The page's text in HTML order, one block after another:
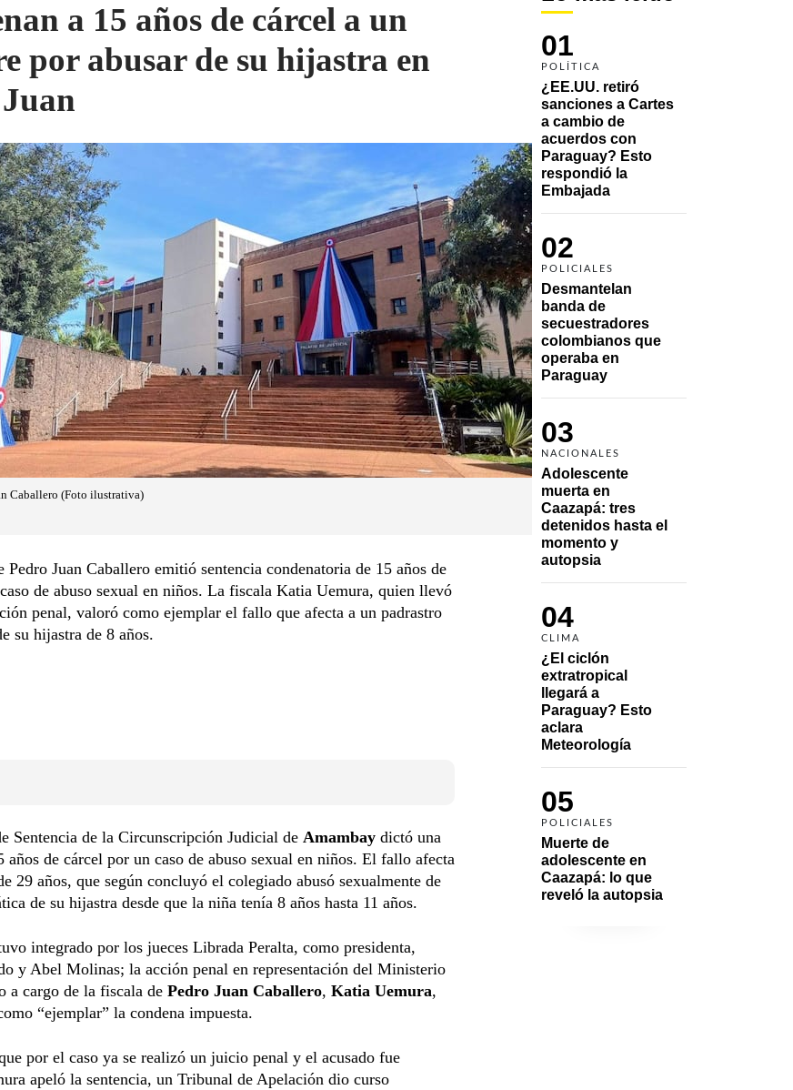
01
POLÍTICA
¿EE.UU. retiró
sanciones a Cartes
a cambio de
acuerdos con
Paraguay? Esto
respondió la
Embajada
02
POLICIALES
Desmantelan
banda de
secuestradores
colombianos que
operaba en
Paraguay
03
NACIONALES
Adolescente
muerta en
Caazapá: tres
detenidos hasta el
momento y
autopsia
04
CLIMA
¿El ciclón
extratropical
llegará a
Paraguay? Esto
aclara
Meteorología
05
POLICIALES
Muerte de
adolescente en
Caazapá: lo que
reveló la autopsia
a 15 años de cárcel a un
por abusar de su hijastra en
Caballero (Foto ilustrativa)
Pedro Juan Caballero emitió sentencia condenatoria de 15 años de
de abuso sexual en niños. La fiscala Katia Uemura, quien llevó
penal, valoró como ejemplar el fallo que afecta a un padrastro
su hijastra de 8 años.
Sentencia de la Circunscripción Judicial de Amambay dictó una
años de cárcel por un caso de abuso sexual en niños. El fallo afecta
29 años, que según concluyó el colegiado abusó sexualmente de
de su hijastra desde que la niña tenía 8 años hasta 11 años.
integrado por los jueces Librada Peralta, como presidenta,
y Abel Molinas; la acción penal en representación del Ministerio
a cargo de la fiscala de Pedro Juan Caballero, Katia Uemura,
“ejemplar” la condena impuesta.
por el caso ya se realizó un juicio penal y el acusado fue
apeló la sentencia, un Tribunal de Apelación dio curso